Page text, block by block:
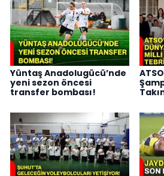
Yüntaş Anadolugücü’nde
yeni sezon öncesi
transfer bombası!